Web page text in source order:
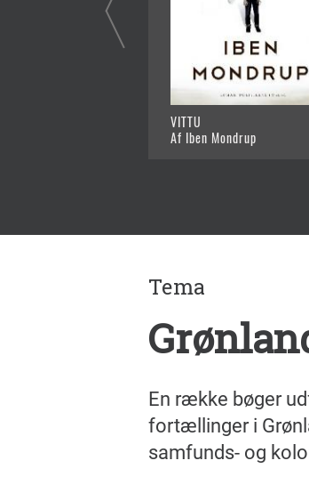
VITTU
Af Iben Mondrup
Tema
En række bøger
fortællinger i
samfunds- og